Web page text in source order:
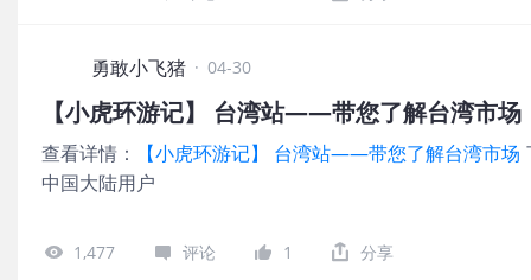
暴增453%，营业利润率达到71.5%，
关，再创历史新高！ 值得注意的是，
、 $Franklin FTSE South Korea
Index ETF(KDEF)$ 涨超8%，
暴涨17%！ 今日港股开盘后，预计 $
勇敢小飞猪 · 04-30
【小虎环游记】 台湾站——带您了解台湾市场
查看详情： 【小虎环游记】 台湾站——带您了解台湾市场
中国大陆用户
1,477 评论 1 分享